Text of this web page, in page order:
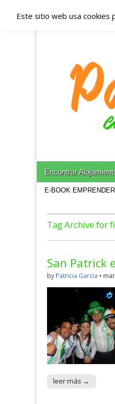
Blog dedicado a
Main menu
Skip to content
Encontrar
E-BOOK
Tag Archive for
San Patrick
by Patricia Garcia •
leer más →
Este sitio web usa cookies